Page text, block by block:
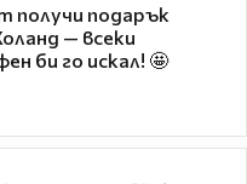
получи подарък
— всеки
би го искал! 🤩